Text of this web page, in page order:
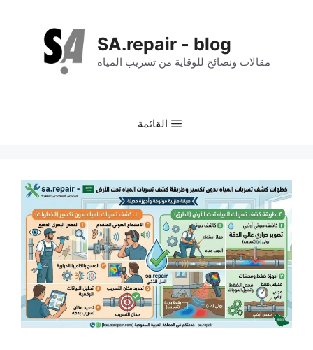
SA.repair - blog
مقالات ونصائح للوقاية من تسريب المياه
القائمة